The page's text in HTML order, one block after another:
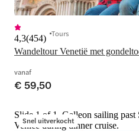
Wandeltour Venetië met
4,3(454) Tours
vanaf
€ 59,50
Snel uitverkocht
Slide 1 of 1, Galleon sailing
Venice during dinner cruise.